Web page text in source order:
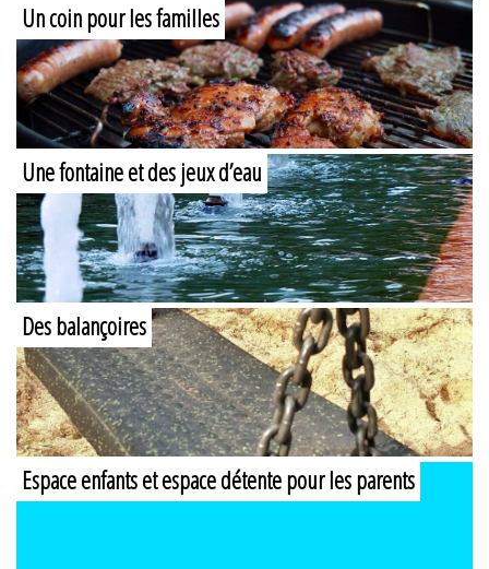
Un coin pour les familles
Une fontaine et des jeux d’eau
Des balançoires
Espace enfants et espace détente pour les parents